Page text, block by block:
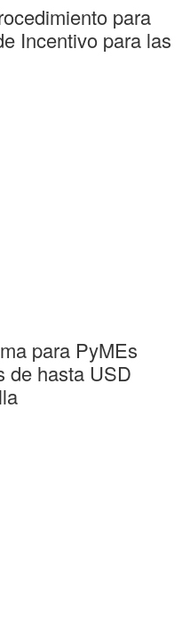
para
Incentivo para las
para PyMEs
de hasta USD